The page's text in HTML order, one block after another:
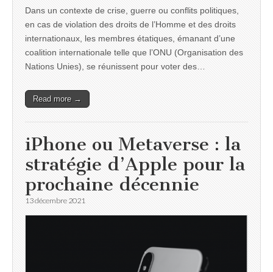
Dans un contexte de crise, guerre ou conflits politiques,
en cas de violation des droits de l’Homme et des droits
internationaux, les membres étatiques, émanant d’une
coalition internationale telle que l’ONU (Organisation des
Nations Unies), se réunissent pour voter des…
Read more →
iPhone ou Metaverse : la
stratégie d’Apple pour la
prochaine décennie
13 décembre 2021